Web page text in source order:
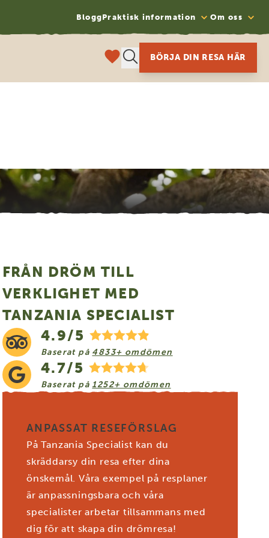
BloggPraktisk information Om oss
BÖRJA DIN RESA HÄR
FRÅN DRÖM TILL
VERKLIGHET MED
TANZANIA SPECIALIST
4.9/5
Baserat på 4833+ omdömen
4.7/5
Baserat på1252+ omdömen
ANPASSAT RESEFÖRSLAG
På Tanzania Specialist kan du
skräddarsy din resa efter dina
önskemål. Våra exempel på resplaner
är anpassningsbara och våra
specialister arbetar tillsammans med
dig för att skapa din drömresa!